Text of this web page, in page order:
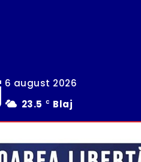
6 august 2026
23.5
C Blaj